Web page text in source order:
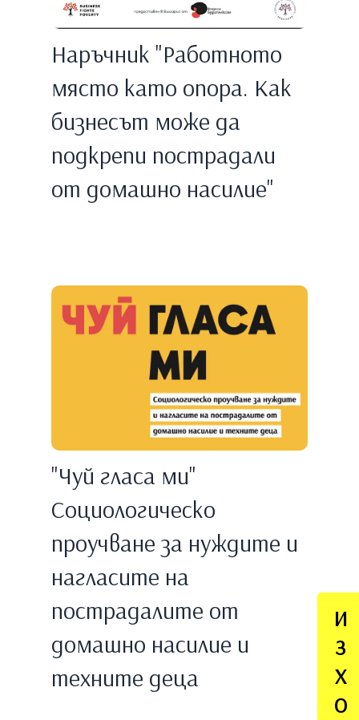
И
З
Х
О
Наръчник "Работното
място като опора. Как
бизнесът може да
подкрепи пострадали
от домашно насилие"
"Чуй гласа ми"
Социологическо
проучване за нуждите и
нагласите на
пострадалите от
домашно насилие и
техните деца